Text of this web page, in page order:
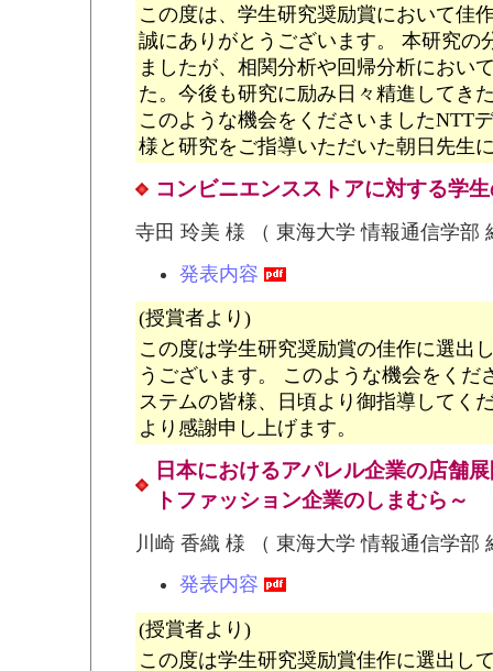
この度は、学生研究奨励賞において佳
誠にありがとうございます。 本研究の
ましたが、相関分析や回帰分析におい
た。今後も研究に励み日々精進してき
このような機会をくださいましたNTT
様と研究をご指導いただいた朝日先生
コンビニエンスストアに対する学
寺田 玲美 様 （ 東海大学 情報通信学部
発表内容
(授賞者より)
この度は学生研究奨励賞の佳作に選出
うございます。 このような機会をくだ
ステムの皆様、日頃より御指導してく
より感謝申し上げます。
日本におけるアパレル企業の店舗
トファッション企業のしまむら～
川崎 香織 様 （ 東海大学 情報通信学部
発表内容
(授賞者より)
この度は学生研究奨励賞佳作に選出し